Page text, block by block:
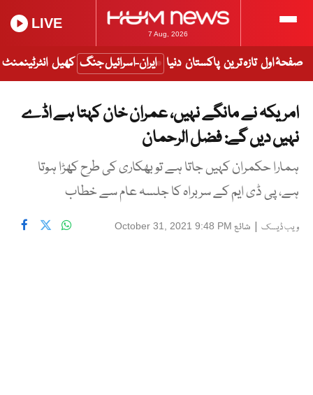
7 Aug, 2026
LIVE
صفحۂ اول تازہ ترین پاکستان دنیا ایران-اسرائیل جنگ کھیل انٹرٹینمنٹ
امریکہ نے مانگے نہیں، عمران خان کہتا ہے اڈے
نہیں دیں گے: فضل الرحمان
ہمارا حکمران کہیں جاتا ہے تو بھکاری کی طرح کھڑا ہوتا
ہے، پی ڈی ایم کے سربراہ کا جلسہ عام سے خطاب
ویب ڈیسک | شائع October 31, 2021 9:48 PM